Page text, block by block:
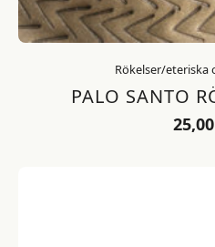
Rökelser/eteriska
PALO SANTO
25,00